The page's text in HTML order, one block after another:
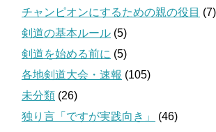
チャンピオンにするための親の役目 (7)
剣道の基本ルール (5)
剣道を始める前に (5)
各地剣道大会・速報 (105)
未分類 (26)
独り言「ですが実践向き」
(46)